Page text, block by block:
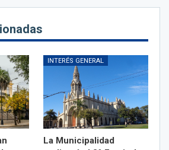
INTERÉS GENERAL
La Municipalidad